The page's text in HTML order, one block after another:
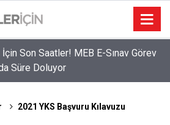
Son Saatler! MEB E-Sınav Görev
Süre Doluyor
2021 YKS Başvuru Kılavuzu